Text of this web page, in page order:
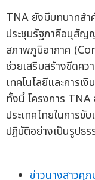
TNA ยังมีบทบาทสำ
ประชุมรัฐภาคีอนุสัญ
สภาพภูมิอากาศ
ช่วยเสริมสร้างขีดค
เทคโนโลยีและการเ
ทั้งนี้ โครงการ
ประเทศไทยในการขั
ปฏิบัติอย่างเป็นรูปธร
ข่าวนางสาวศุ